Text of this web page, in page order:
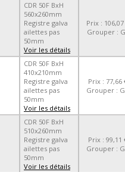
CDR 50F BxH
560x260mm
Registre galva
ailettes pas
50mm
Voir les détails
Prix :
Grouper :
CDR 50F BxH
410x210mm
Registre galva
ailettes pas
50mm
Voir les détails
Prix : 77,66
Grouper :
CDR 50F BxH
510x260mm
Registre galva
ailettes pas
50mm
Voir les détails
Prix : 99,11
Grouper :